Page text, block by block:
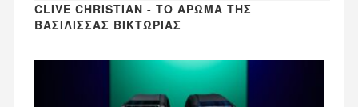
CLIVE CHRISTIAN - ΤΟ ΆΡΩΜΑ ΤΗΣ
ΒΑΣΊΛΙΣΣΑΣ ΒΙΚΤΏΡΙΑΣ